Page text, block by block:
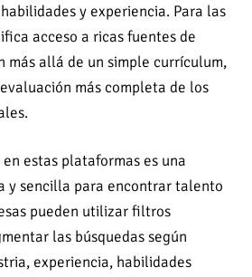
y experiencia. Para las
acceso a ricas fuentes de
más allá de un simple currículum,
más completa de los
estas plataformas es una
y sencilla para encontrar talento
pueden utilizar filtros
las búsquedas según
experiencia, habilidades